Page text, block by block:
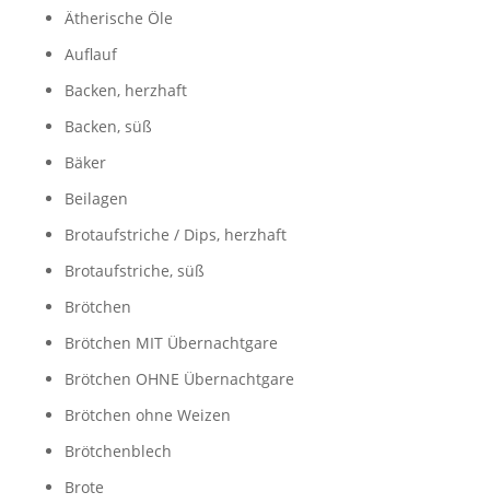
Ätherische Öle
Auflauf
Backen, herzhaft
Backen, süß
Bäker
Beilagen
Brotaufstriche / Dips, herzhaft
Brotaufstriche, süß
Brötchen
Brötchen MIT Übernachtgare
Brötchen OHNE Übernachtgare
Brötchen ohne Weizen
Brötchenblech
Brote